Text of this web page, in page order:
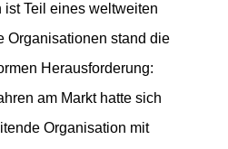
ist Teil eines weltweiten
Organisationen stand die
Herausforderung:
am Markt hatte sich
Organisation mit